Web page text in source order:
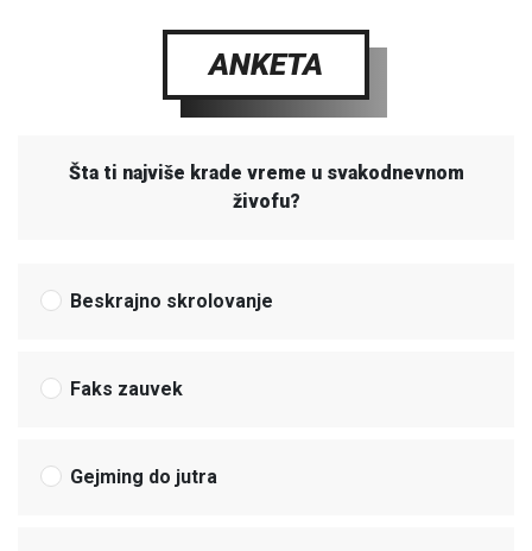
ANKETA
Šta ti najviše krade vreme u svakodnevnom
živofu?
Beskrajno skrolovanje
Faks zauvek
Gejming do jutra